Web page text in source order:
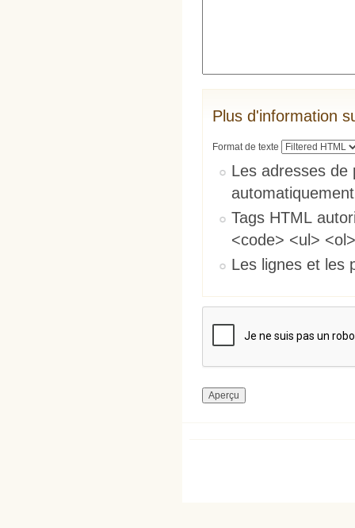
Plus d'information
Format de texte
Les adresses de
Tags HTML
<code> <ul>
Les lignes et les